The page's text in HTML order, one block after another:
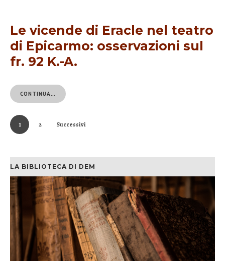
Le vicende di Eracle nel teatro
di Epicarmo: osservazioni sul
fr. 92 K.-A.
CONTINUA…
1 2 Successivi
LA BIBLIOTECA DI DEM